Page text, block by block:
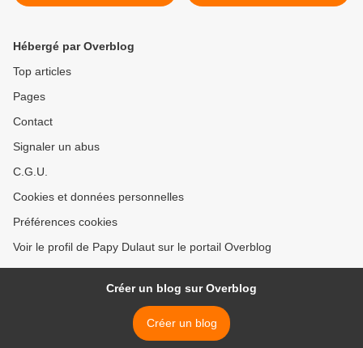
illustrée par Jean-Michel
Hébergé par Overblog
Top articles
Pages
Contact
Signaler un abus
C.G.U.
Cookies et données personnelles
Préférences cookies
Voir le profil de Papy Dulaut sur le portail Overblog
Créer un blog sur Overblog
Créer un blog